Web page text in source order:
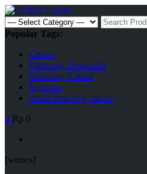
Skip
to
content
Search
for:
Popular Tags:
Canon
Fotocopy Rekondisi
Fotocopy Canon
Kyocera
mesin fotocopy canon
0 Rp 0
[woocs]